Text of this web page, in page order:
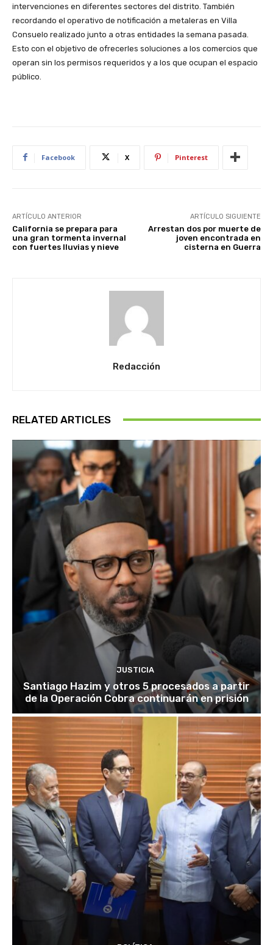
intervenciones en diferentes sectores del distrito. También
recordando el operativo de notificación a metaleras en Villa
Consuelo realizado junto a otras entidades la semana pasada.
Esto con el objetivo de ofrecerles soluciones a los comercios que
operan sin los permisos requeridos y a los que ocupan el espacio
público.
Facebook X Pinterest
ARTÍCULO ANTERIOR
California se prepara para
una gran tormenta invernal
con fuertes lluvias y nieve
ARTÍCULO SIGUIENTE
Arrestan dos por muerte de
joven encontrada en
cisterna en Guerra
Redacción
RELATED ARTICLES
JUSTICIA
Santiago Hazim y otros 5 procesados a partir
de la Operación Cobra continuarán en prisión